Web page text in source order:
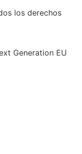
los derechos
Generation EU